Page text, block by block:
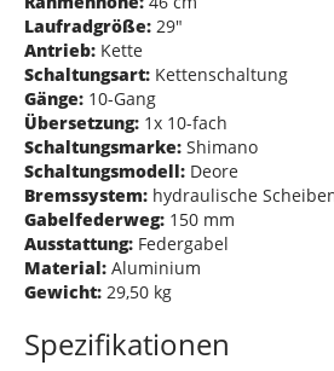
Laufradgröße: 29"
Antrieb: Kette
Schaltungsart: Kettenschaltung
Gänge: 10-Gang
Übersetzung: 1x 10-fach
Schaltungsmarke: Shimano
Schaltungsmodell: Deore
Bremssystem: hydraulische
Gabelfederweg: 150 mm
Ausstattung: Federgabel
Material: Aluminium
Gewicht: 29,50 kg
Spezifikationen